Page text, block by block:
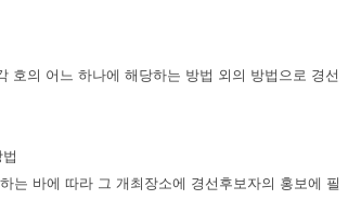
의 어느 하나에 해당하는 방법 외의 방법으로 경선
는 바에 따라 그 개최장소에 경선후보자의 홍보에 필